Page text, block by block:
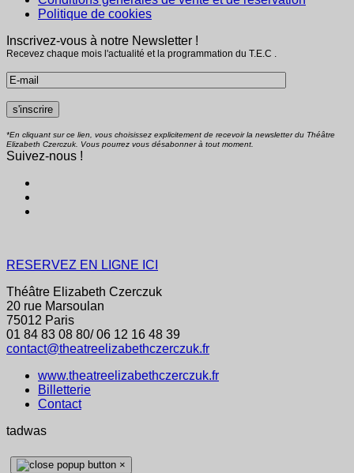
Politique de cookies
Inscrivez-vous à notre Newsletter !
Recevez chaque mois l'actualité et la programmation du T.E.C .
*En cliquant sur ce lien, vous choisissez explicitement de recevoir la newsletter du Théâtre
Elizabeth Czerczuk. Vous pourrez vous désabonner à tout moment.
Suivez-nous !
RESERVEZ EN LIGNE ICI
Théâtre Elizabeth Czerczuk
20 rue Marsoulan
75012 Paris
01 84 83 08 80/ 06 12 16 48 39
contact@theatreelizabethczerczuk.fr
www.theatreelizabethczerczuk.fr
Billetterie
Contact
tadwas
×